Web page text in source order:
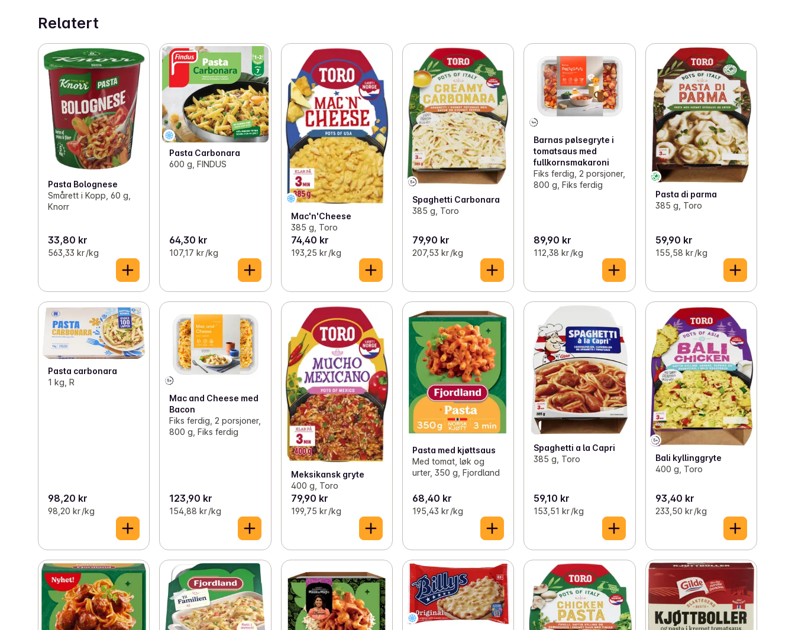
Relatert
Pasta Bolognese
Smårett i Kopp, 60 g,
Knorr
33,80 kr
563,33 kr /kg
Pasta Carbonara
600 g, FINDUS
64,30 kr
107,17 kr /kg
Mac'n'Cheese
385 g, Toro
74,40 kr
193,25 kr /kg
Spaghetti Carbonara
385 g, Toro
79,90 kr
207,53 kr /kg
Barnas pølsegryte i
tomatsaus med
fullkornsmakaroni
Fiks ferdig, 2 porsjoner,
800 g, Fiks ferdig
89,90 kr
112,38 kr /kg
Pasta di parma
385 g, Toro
59,90 kr
155,58 kr /kg
Pasta carbonara
1 kg, R
98,20 kr
98,20 kr /kg
Mac and Cheese med
Bacon
Fiks ferdig, 2 porsjoner,
800 g, Fiks ferdig
123,90 kr
154,88 kr /kg
Meksikansk gryte
400 g, Toro
79,90 kr
199,75 kr /kg
Pasta med kjøttsaus
Med tomat, løk og
urter, 350 g, Fjordland
68,40 kr
195,43 kr /kg
Spaghetti a la Capri
385 g, Toro
59,10 kr
153,51 kr /kg
Bali kyllinggryte
400 g, Toro
93,40 kr
233,50 kr /kg